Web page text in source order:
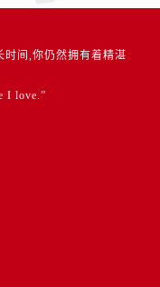
时间,你仍然拥有着精湛
I love.”